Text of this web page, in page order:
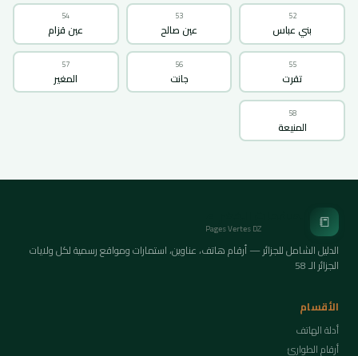
52
بني عباس
53
عين صالح
54
عين قزام
55
تقرت
56
جانت
57
المغير
58
المنيعة
📒
Pages Vertes DZ
الدليل الشامل للجزائر — أرقام هاتف، عناوين، استمارات ومواقع رسمية لكل ولايات
الجزائر الـ 58
الأقسام
أدلة الهاتف
أرقام الطوارئ